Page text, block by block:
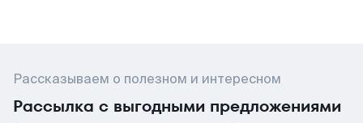
Рассказываем о полезном и интересном
Рассылка с выгодными предложениями